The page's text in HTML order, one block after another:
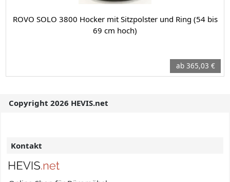
ROVO SOLO 3800 Hocker mit Sitzpolster und Ring (54 bis
69 cm hoch)
ab 365,03 €
Copyright 2026 HEVIS.net
Kontakt